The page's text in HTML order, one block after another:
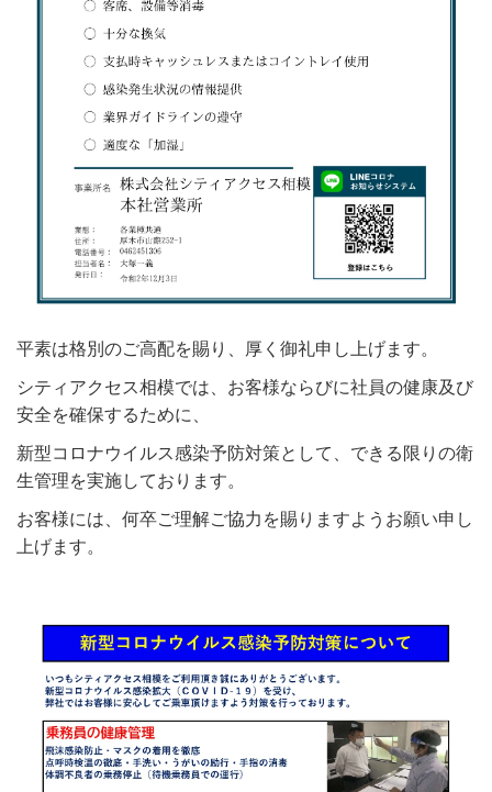
平素は格別のご高配を賜り、厚く御礼申し上げます。
シティアクセス相模では、お客様ならびに社員の健康及び
安全を確保するために、
新型コロナウイルス感染予防対策として、できる限りの衛
生管理を実施しております。
お客様には、何卒ご理解ご協力を賜りますようお願い申し
上げます。